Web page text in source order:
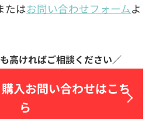
たはお問い合わせフォームよ
購入お問い合わせはこち
ら